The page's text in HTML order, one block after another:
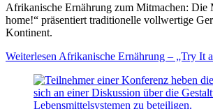
Afrikanische Ernährung zum Mitmachen: Die
home!“ präsentiert traditionelle vollwertige
Kontinent.
Weiterlesen Afrikanische Ernährung – „Try It